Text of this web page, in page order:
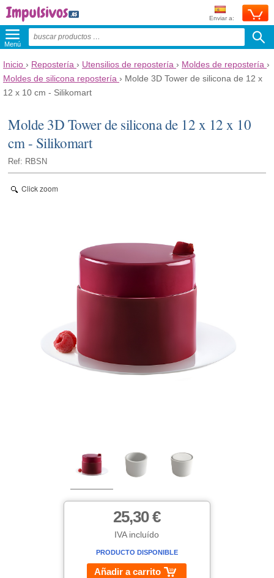
Enviar a:
Menú
Inicio › Repostería › Utensilios de repostería › Moldes de repostería ›
Moldes de silicona repostería › Molde 3D Tower de silicona de 12 x
12 x 10 cm - Silikomart
Molde 3D Tower de silicona de 12 x 12 x 10
cm - Silikomart
Ref: RBSN
Click zoom
25,30 €
IVA incluído
PRODUCTO DISPONIBLE
Añadir a carrito